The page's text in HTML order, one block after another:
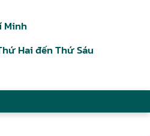
Minh
Hai đến Thứ Sáu